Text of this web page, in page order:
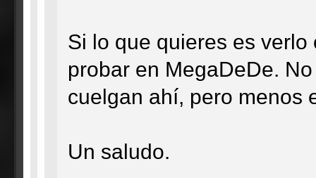
Si lo que quieres es
probar en MegaDeDe.
cuelgan ahí, pero menos
Un saludo.